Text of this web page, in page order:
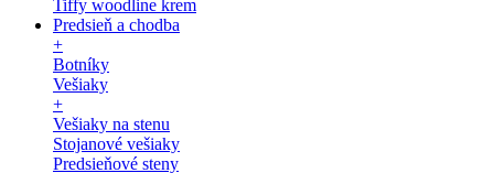
Tiffy woodline krem
Predsieň a chodba
+
Botníky
Vešiaky
+
Vešiaky na stenu
Stojanové vešiaky
Predsieňové steny